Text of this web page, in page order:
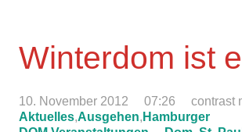
Winterdom ist
10. November 2012 07:26
contrast
Aktuelles,Ausgehen, Hamburger